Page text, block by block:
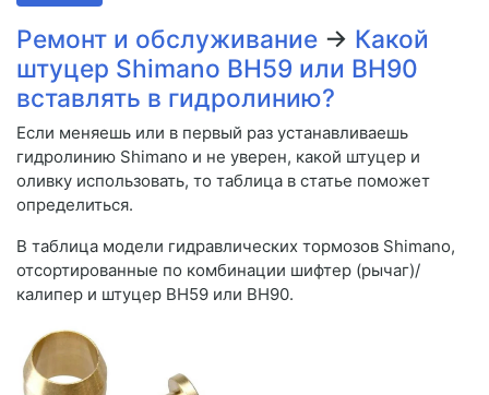
Ремонт и обслуживание → Какой
штуцер Shimano BH59 или BH90
вставлять в гидролинию?
Если меняешь или в первый раз устанавливаешь
гидролинию Shimano и не уверен, какой штуцер и
оливку использовать, то таблица в статье поможет
определиться.
В таблица модели гидравлических тормозов Shimano,
отсортированные по комбинации шифтер (рычаг)/
калипер и штуцер BH59 или BH90.